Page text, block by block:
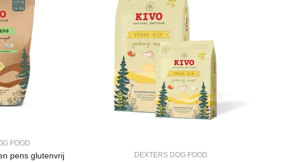
FOOD
pens glutenvrij DEXTERS DOG FOOD